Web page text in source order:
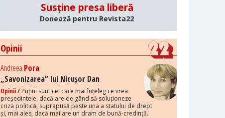
Susține presa liberă
Donează pentru Revista22
Opinii
Andreea Pora
„Savonizarea” lui Nicușor Dan
Opinii / Puțini sunt cei care mai înțeleg ce vrea
președintele, dacă are de gând să soluționeze
criza politică, suprapusă peste una a statului de drept
și, mai ales, dacă mai are un dram de bună-credință.